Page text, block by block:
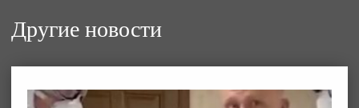
Другие новости